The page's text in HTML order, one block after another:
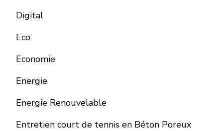
Digital
Eco
Economie
Energie
Energie Renouvelable
Entretien court de tennis en Béton Poreux